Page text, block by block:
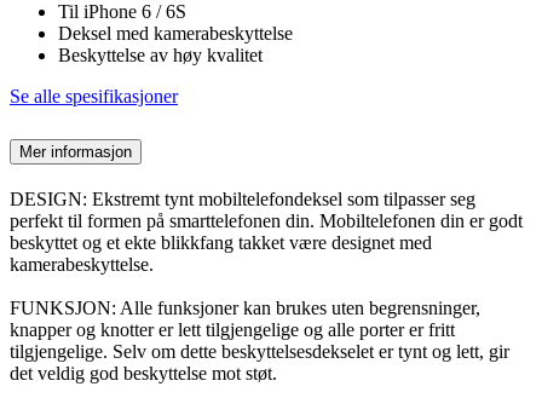
Til iPhone 6 / 6S
Deksel med kamerabeskyttelse
Beskyttelse av høy kvalitet
Se alle spesifikasjoner
Mer informasjon
DESIGN: Ekstremt tynt mobiltelefondeksel som tilpasser seg
perfekt til formen på smarttelefonen din. Mobiltelefonen din er godt
beskyttet og et ekte blikkfang takket være designet med
kamerabeskyttelse.
FUNKSJON: Alle funksjoner kan brukes uten begrensninger,
knapper og knotter er lett tilgjengelige og alle porter er fritt
tilgjengelige. Selv om dette beskyttelsesdekselet er tynt og lett, gir
det veldig god beskyttelse mot støt.